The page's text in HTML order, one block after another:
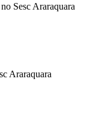
Sesc Araraquara
Araraquara